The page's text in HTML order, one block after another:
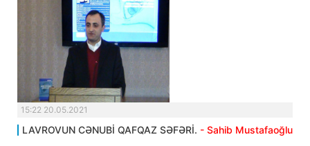
15:22 20.05.2021
LAVROVUN CƏNUBİ QAFQAZ SƏFƏRİ. - Sahib Mustafaoğlu